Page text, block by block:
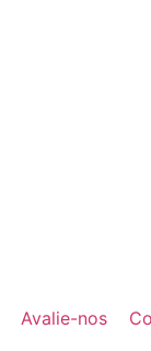
Avalie-nos